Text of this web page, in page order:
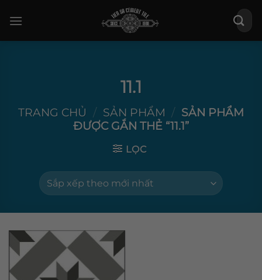
qua
Tìm
kiếm:
11.1
TRANG CHỦ / SẢN PHẨM / SẢN PHẨM
ĐƯỢC GẮN THẺ “11.1”
LỌC